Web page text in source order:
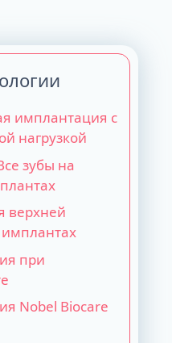
имплантация с
нагрузкой
зубы на
верхней
при
Nobel Biocare